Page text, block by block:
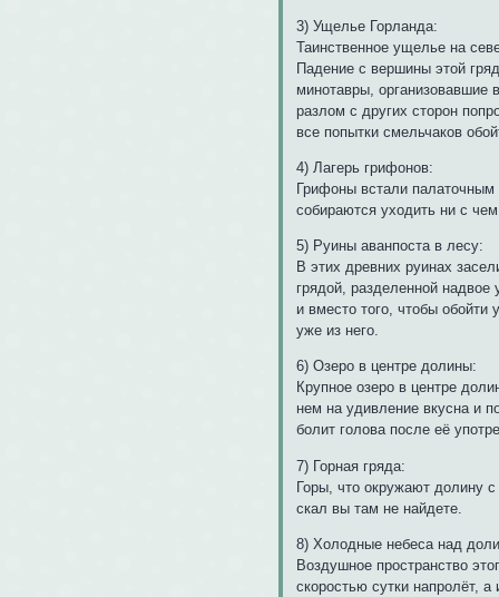
3) Ущелье Горланда:
Таинственное ущелье на
Падение с вершины этой
минотавры, организовавшие
разлом с других сторон
все попытки смельчаков
4) Лагерь грифонов:
Грифоны встали
собираются уходить ни с
5) Руины аванпоста в лесу:
В этих древних руинах
грядой, разделенной
и вместо того, чтобы
уже из него.
6) Озеро в центре долины:
Крупное озеро в центре
нем на удивление вкусна и
болит голова после её
7) Горная гряда:
Горы, что окружают долину
скал вы там не найдете.
8) Холодные небеса над
Воздушное пространство
скоростью сутки напролёт,